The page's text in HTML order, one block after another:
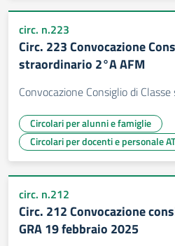
circ. n.223
Circ. 223 Convocazione
straordinario 2°A AFM
Convocazione Consiglio di
Circolari per alunni e famiglie
Circolari per docenti e personale
circ. n.212
Circ. 212 Convocazione
GRA 19 febbraio 2025